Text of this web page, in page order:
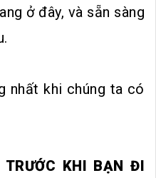
ở đây, và sẵn sàng
nhất khi chúng ta có
KHI BẠN ĐI